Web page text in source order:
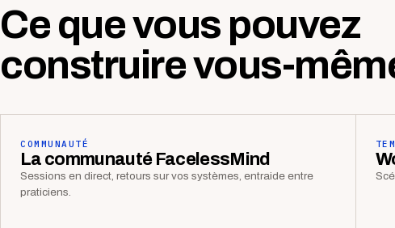
Ce que vous pouvez
construire vous-
COMMUNAUTÉ
La communauté FacelessMind
Sessions en direct, retours sur vos systèmes, entraide entre
praticiens.